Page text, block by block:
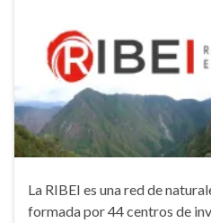
La RIBEI es una red de
formada por 44 centros de